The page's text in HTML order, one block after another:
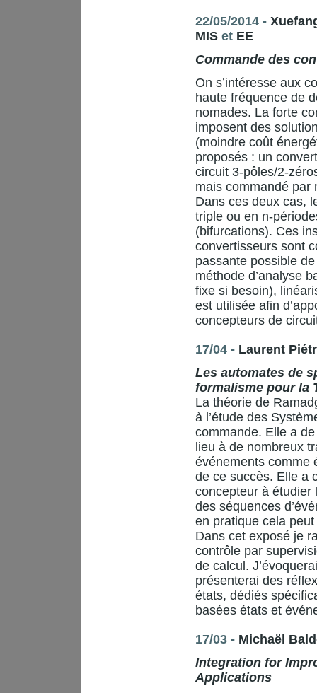
22/05/2014 -
MIS et EE
Commande des
On s’intéresse aux
haute fréquence de
nomades. La forte
imposent des
(moindre coût
proposés : un
circuit 3-pôles/2-
mais commandé par
Dans ces deux cas,
triple ou en n-
(bifurcations). Ces
convertisseurs sont
passante possible
méthode d’analyse
fixe si besoin),
est utilisée afin
concepteurs de
17/04 - Laurent
Les automates de
formalisme pour la
La théorie de
à l’étude des
commande. Elle a
lieu à de nombreux
événements comme
de ce succès. Elle a
concepteur à étudier
des séquences
en pratique cela
Dans cet exposé je
contrôle par
de calcul.
présenterai des
états, dédiés
basées états et
17/03 - Michaël
Integration for
Applications